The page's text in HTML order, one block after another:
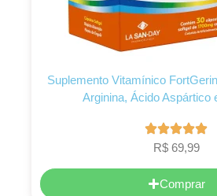
Suplemento Vitamínico
Arginina, Ácido Aspártico
R$69,99
Comprar